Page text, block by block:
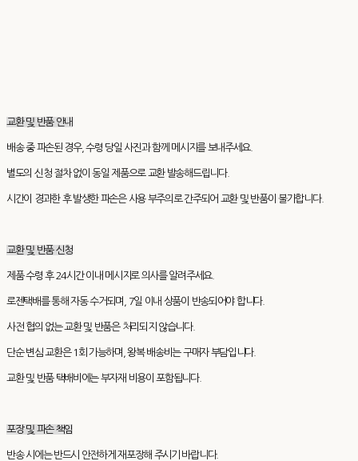
교환 및 반품 안내
배송 중 파손된 경우, 수령 당일 사진과 함께 메시지를 보내주세요.
별도의 신청 절차 없이 동일 제품으로 교환 발송해드립니다.
시간이 경과한 후 발생한 파손은 사용 부주의로 간주되어 교환 및 반품이 불가합니다.
교환 및 반품 신청
제품 수령 후 24시간 이내 메시지로 의사를 알려주세요.
로젠택배를 통해 자동 수거되며, 7일 이내 상품이 반송되어야 합니다.
사전 협의 없는 교환 및 반품은 처리되지 않습니다.
단순 변심 교환은 1회 가능하며, 왕복 배송비는 구매자 부담입니다.
교환 및 반품 택배비에는 부자재 비용이 포함됩니다.
포장 및 파손 책임
반송 시에는 반드시 안전하게 재포장해 주시기 바랍니다.